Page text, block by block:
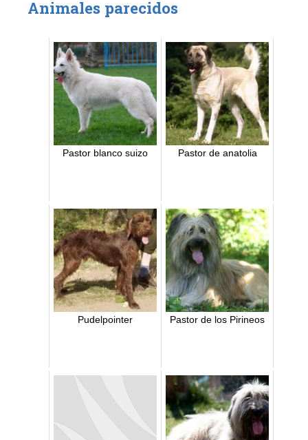
Animales parecidos
Pastor blanco suizo Pastor de anatolia
Pudelpointer Pastor de los Pirineos